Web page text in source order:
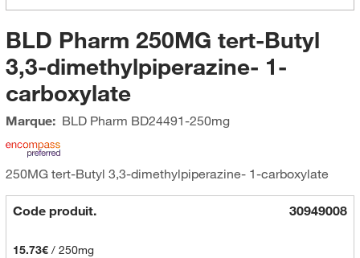
BLD Pharm 250MG tert-Butyl
3,3-dimethylpiperazine- 1-
carboxylate
Marque: BLD Pharm BD24491-250mg
250MG tert-Butyl 3,3-dimethylpiperazine- 1-carboxylate
Code produit. 30949008
15.73€/ 250mg